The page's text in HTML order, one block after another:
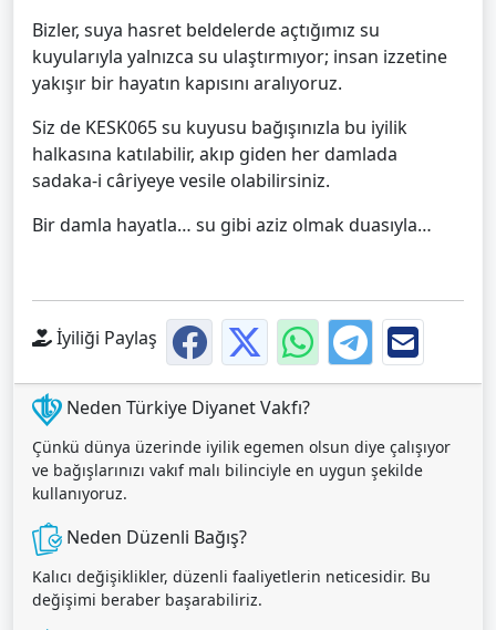
Bizler, suya hasret beldelerde açtığımız su
kuyularıyla yalnızca su ulaştırmıyor; insan izzetine
yakışır bir hayatın kapısını aralıyoruz.
Siz de KESK065 su kuyusu bağışınızla bu iyilik
halkasına katılabilir, akıp giden her damlada
sadaka-i câriyeye vesile olabilirsiniz.
Bir damla hayatla… su gibi aziz olmak duasıyla…
İyiliği Paylaş
Neden Türkiye Diyanet Vakfı?
Çünkü dünya üzerinde iyilik egemen olsun diye çalışıyor
ve bağışlarınızı vakıf malı bilinciyle en uygun şekilde
kullanıyoruz.
Neden Düzenli Bağış?
Kalıcı değişiklikler, düzenli faaliyetlerin neticesidir. Bu
değişimi beraber başarabiliriz.